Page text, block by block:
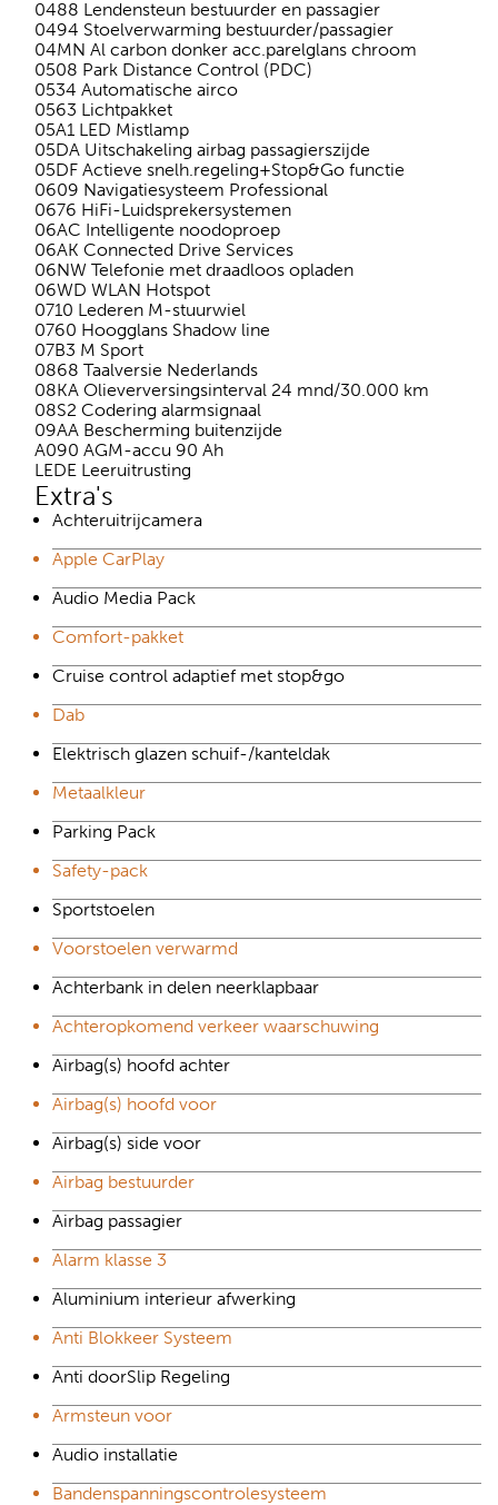
0488 Lendensteun bestuurder en passagier
0494 Stoelverwarming bestuurder/passagier
04MN Al carbon donker acc.parelglans chroom
0508 Park Distance Control (PDC)
0534 Automatische airco
0563 Lichtpakket
05A1 LED Mistlamp
05DA Uitschakeling airbag passagierszijde
05DF Actieve snelh.regeling+Stop&Go functie
0609 Navigatiesysteem Professional
0676 HiFi-Luidsprekersystemen
06AC Intelligente noodoproep
06AK Connected Drive Services
06NW Telefonie met draadloos opladen
06WD WLAN Hotspot
0710 Lederen M-stuurwiel
0760 Hoogglans Shadow line
07B3 M Sport
0868 Taalversie Nederlands
08KA Olieverversingsinterval 24 mnd/30.000 km
08S2 Codering alarmsignaal
09AA Bescherming buitenzijde
A090 AGM-accu 90 Ah
LEDE Leeruitrusting
Extra's
Achteruitrijcamera
Apple CarPlay
Audio Media Pack
Comfort-pakket
Cruise control adaptief met stop&go
Dab
Elektrisch glazen schuif-/kanteldak
Metaalkleur
Parking Pack
Safety-pack
Sportstoelen
Voorstoelen verwarmd
Achterbank in delen neerklapbaar
Achteropkomend verkeer waarschuwing
Airbag(s) hoofd achter
Airbag(s) hoofd voor
Airbag(s) side voor
Airbag bestuurder
Airbag passagier
Alarm klasse 3
Aluminium interieur afwerking
Anti Blokkeer Systeem
Anti doorSlip Regeling
Armsteun voor
Audio installatie
Bandenspanningscontrolesysteem